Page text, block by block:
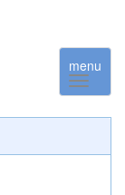
menu